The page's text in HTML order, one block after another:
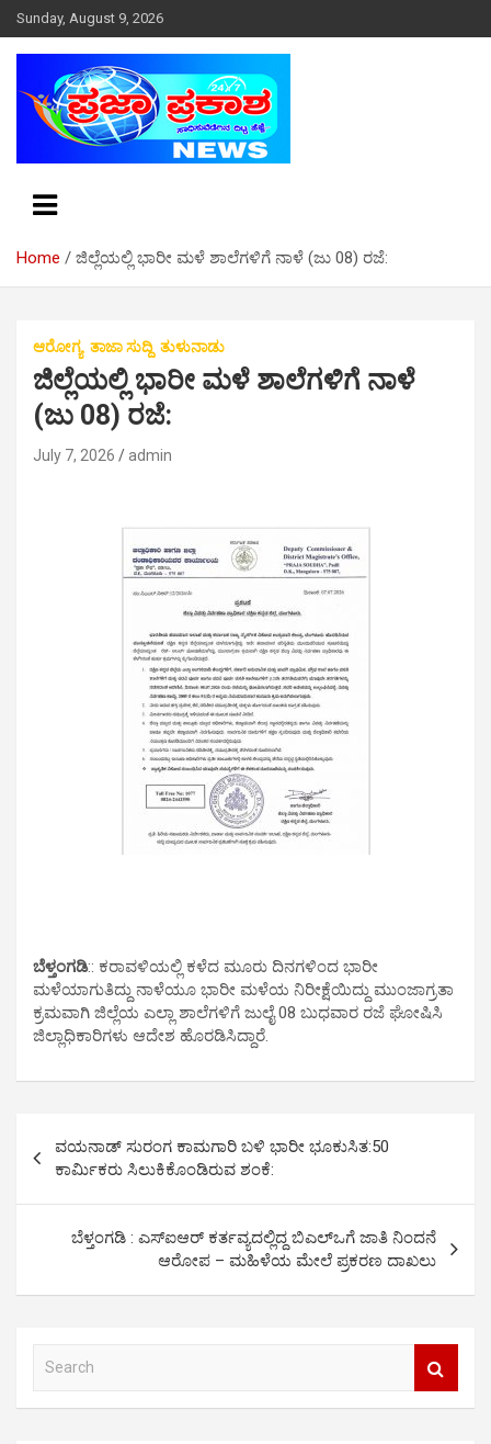
k
t
Sunday, August 9, 2026
Home ಜಿಲ್ಲೆಯಲ್ಲಿ ಭಾರೀ ಮಳೆ ಶಾಲೆಗಳಿಗೆ ನಾಳೆ (ಜು 08) ರಜೆ:
ಆರೋಗ್ಯ ತಾಜಾ ಸುದ್ದಿ ತುಳುನಾಡು
ಜಿಲ್ಲೆಯಲ್ಲಿ ಭಾರೀ ಮಳೆ ಶಾಲೆಗಳಿಗೆ ನಾಳೆ
(ಜು 08) ರಜೆ:
July 7, 2026 admin
ಬೆಳ್ತಂಗಡಿ:: ಕರಾವಳಿಯಲ್ಲಿ ಕಳೆದ ಮೂರು ದಿನಗಳಿಂದ ಭಾರೀ
ಮಳೆಯಾಗುತಿದ್ದು ನಾಳೆಯೂ ಭಾರೀ ಮಳೆಯ ನಿರೀಕ್ಷೆಯಿದ್ದು ಮುಂಜಾಗ್ರತಾ
ಕ್ರಮವಾಗಿ ಜಿಲ್ಲೆಯ ಎಲ್ಲಾ ಶಾಲೆಗಳಿಗೆ ಜುಲೈ 08 ಬುಧವಾರ ರಜೆ ಘೋಷಿಸಿ
ಜಿಲ್ಲಾಧಿಕಾರಿಗಳು ಆದೇಶ ಹೊರಡಿಸಿದ್ದಾರೆ.
s
a
g
ವಯನಾಡ್ ಸುರಂಗ ಕಾಮಗಾರಿ ಬಳಿ ಭಾರೀ ಭೂಕುಸಿತ:50
ಕಾರ್ಮಿಕರು ಸಿಲುಕಿಕೊಂಡಿರುವ ಶಂಕೆ:
ಬೆಳ್ತಂಗಡಿ : ಎಸ್ಐಆರ್ ಕರ್ತವ್ಯದಲ್ಲಿದ್ದ ಬಿಎಲ್ಒಗೆ ಜಾತಿ ನಿಂದನೆ
ಆರೋಪ – ಮಹಿಳೆಯ ಮೇಲೆ ಪ್ರಕರಣ ದಾಖಲು